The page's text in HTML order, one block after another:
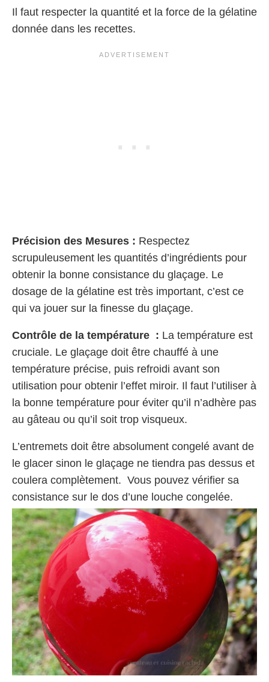
Il faut respecter la quantité et la force de la gélatine
donnée dans les recettes.
Précision des Mesures : Respectez
scrupuleusement les quantités d’ingrédients pour
obtenir la bonne consistance du glaçage. Le
dosage de la gélatine est très important, c’est ce
qui va jouer sur la finesse du glaçage.
Contrôle de la température : La température est
cruciale. Le glaçage doit être chauffé à une
température précise, puis refroidi avant son
utilisation pour obtenir l’effet miroir. Il faut l’utiliser à
la bonne température pour éviter qu’il n’adhère pas
au gâteau ou qu’il soit trop visqueux.
L’entremets doit être absolument congelé avant de
le glacer sinon le glaçage ne tiendra pas dessus et
coulera complètement. Vous pouvez vérifier sa
consistance sur le dos d’une louche congelée.